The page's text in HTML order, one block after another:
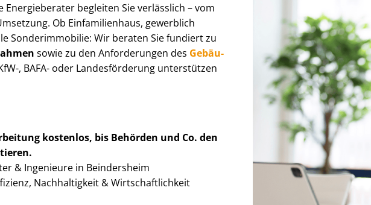
begleiten Sie verlässlich – vom
Ob Einfamilienhaus, gewerblich
Sonderimmobilie: Wir beraten Sie fundiert zu
sowie zu den Anforderungen des Ge­bäu­
, BAFA- oder Landesförderung unterstützen
kostenlos, bis Behörden und Co. den
.
& Ingenieure in Beindersheim
Nachhaltigkeit & Wirt­schaft­lich­keit